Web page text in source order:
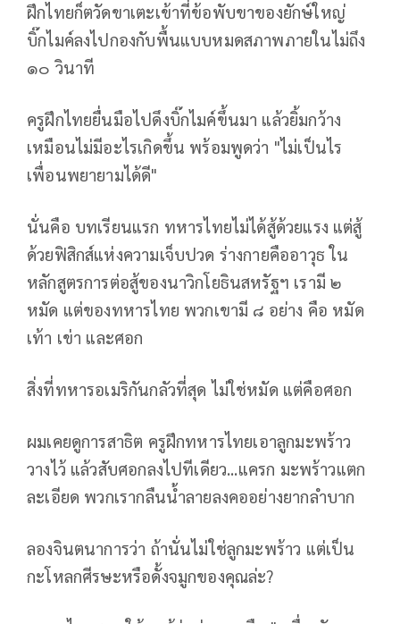
ฝึกไทยก็ตวัดขาเตะเข้าที่ข้อพับขาของยักษ์ใหญ่
บิ๊กไมค์ลงไปกองกับพื้นแบบหมดสภาพภายในไม่ถึง
๑๐ วินาที
ครูฝึกไทยยื่นมือไปดึงบิ๊กไมค์ขึ้นมา แล้วยิ้มกว้าง
เหมือนไม่มีอะไรเกิดขึ้น พร้อมพูดว่า "ไม่เป็นไร
เพื่อนพยายามได้ดี"
นั่นคือ บทเรียนแรก ทหารไทยไม่ได้สู้ด้วยแรง แต่สู้
ด้วยฟิสิกส์แห่งความเจ็บปวด ร่างกายคืออาวุธ ใน
หลักสูตรการต่อสู้ของนาวิกโยธินสหรัฐฯ เรามี ๒
หมัด แต่ของทหารไทย พวกเขามี ๘ อย่าง คือ หมัด
เท้า เข่า และศอก
สิ่งที่ทหารอเมริกันกลัวที่สุด ไม่ใช่หมัด แต่คือศอก
ผมเคยดูการสาธิต ครูฝึกทหารไทยเอาลูกมะพร้าว
วางไว้ แล้วสับศอกลงไปทีเดียว...แครก มะพร้าวแตก
ละเอียด พวกเรากลืนน้ำลายลงคออย่างยากลำบาก
ลองจินตนาการว่า ถ้านั่นไม่ใช่ลูกมะพร้าว แต่เป็น
กะโหลกศีรษะหรือดั้งจมูกของคุณล่ะ?